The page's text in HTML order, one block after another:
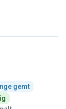
gemt